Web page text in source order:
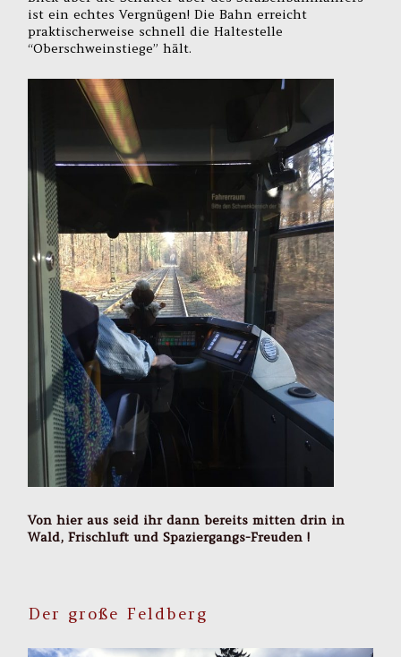
ist ein echtes Vergnügen! Die Bahn erreicht
praktischerweise schnell die Haltestelle
“Oberschweinstiege” hält.
Von hier aus seid ihr dann bereits mitten drin in
Wald, Frischluft und Spaziergangs-Freuden !
Der große Feldberg